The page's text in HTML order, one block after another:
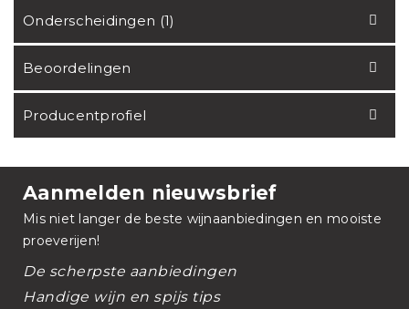
Onderscheidingen (1)
Beoordelingen
Producentprofiel
Aanmelden nieuwsbrief
Mis niet langer de beste wijnaanbiedingen en mooiste
proeverijen!
De scherpste aanbiedingen
Handige wijn en spijs tips